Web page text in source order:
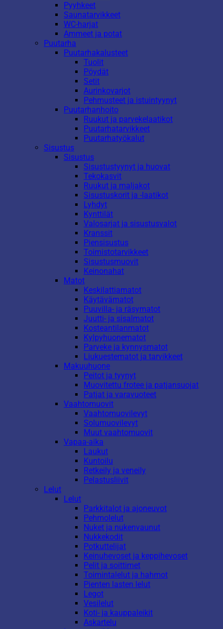
Pyyhkeet
Saunatarvikkeet
WC-harjat
Ammeet ja potat
Puutarha
Puutarhakalusteet
Tuolit
Pöydät
Setit
Aurinkovarjot
Pehmusteet ja istuintyynyt
Puutarhanhoito
Ruukut ja parvekelaatikot
Puutarhatarvikkeet
Puutarhatyökalut
Sisustus
Sisustus
Sisustustyynyt ja huovat
Tekokasvit
Ruukut ja maljakot
Sisustuskorit ja -laatikot
Lyhdyt
Kynttilät
Valosarjat ja sisustusvalot
Kranssit
Piensisustus
Toimistotarvikkeet
Sisustusmuovit
Keinonahat
Matot
Keskilattiamatot
Käytävämatot
Puuvilla- ja räsymatot
Juutti- ja sisalmatot
Kosteantilanmatot
Kylpyhuonematot
Parveke ja kynnysmatot
Liukuestematot ja tarvikkeet
Makuuhuone
Peitot ja tyynyt
Muovitettu frotee ja patjansuojat
Patjat ja varavuoteet
Vaahtomuovit
Vaahtomuovilevyt
Solumuovilevyt
Muut vaahtomuovit
Vapaa-aika
Laukut
Kuntoilu
Retkeily ja veneily
Pelastusliivit
Lelut
Lelut
Parkkitalot ja ajoneuvot
Pehmolelut
Nuket ja nukenvaunut
Nukkekodit
Potkuttelijat
Keinuhevoset ja keppihevoset
Pelit ja soittimet
Toimintalelut ja hahmot
Pienten lasten lelut
Legot
Vesilelut
Koti- ja kauppaleikit
Askartelu